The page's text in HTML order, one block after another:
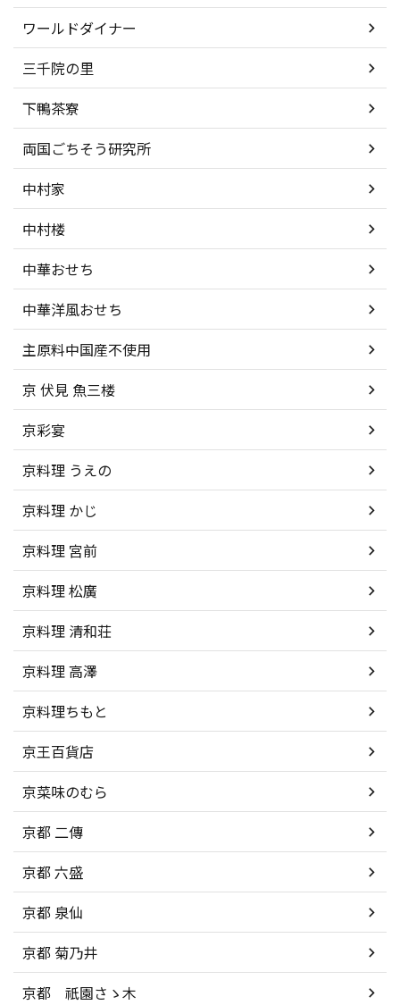
ワールドダイナー
三千院の里
下鴨茶寮
両国ごちそう研究所
中村家
中村楼
中華おせち
中華洋風おせち
主原料中国産不使用
京 伏見 魚三楼
京彩宴
京料理 うえの
京料理 かじ
京料理 宮前
京料理 松廣
京料理 清和荘
京料理 高澤
京料理ちもと
京王百貨店
京菜味のむら
京都 二傳
京都 六盛
京都 泉仙
京都 菊乃井
京都 祇園さゝ木